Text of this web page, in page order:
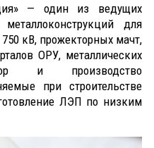
— один из ведущих
для
кВ, прожекторных мачт,
ОРУ, металлических
и производство
при строительстве
ЛЭП по низким